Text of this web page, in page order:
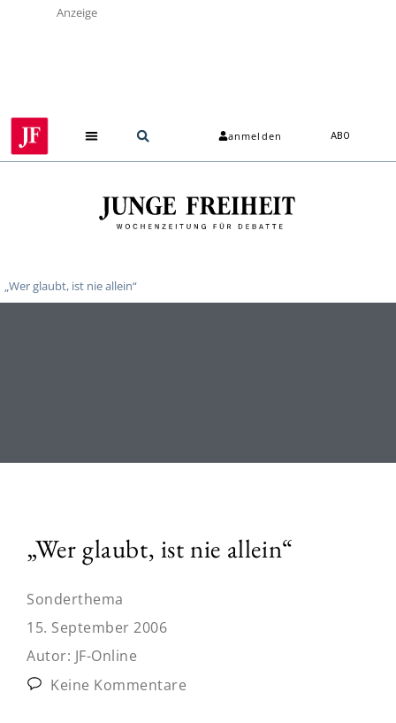
Anzeige
anmelden ABO
„Wer glaubt, ist nie allein“
„Wer glaubt, ist nie allein“
Sonderthema
15. September 2006
Autor: JF-Online
Keine Kommentare